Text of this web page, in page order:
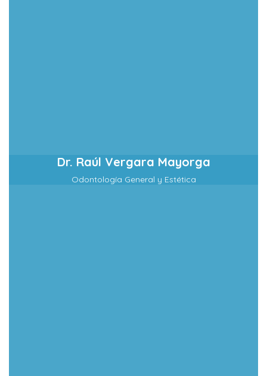
Dr. Raúl Vergara Mayorga
Odontología General y Estética